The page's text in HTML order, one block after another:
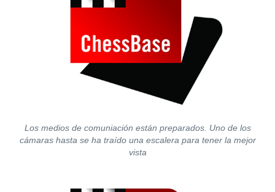
Los medios de comuniación están preparados. Uno de los
cámaras hasta se ha traído una escalera para tener la mejor
vista